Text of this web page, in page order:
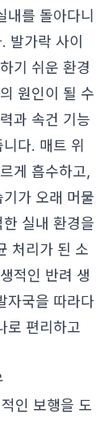
를 돌아다니
발가락 사이
기 쉬운 환경
원인이 될 수
과 속건 기능
다. 매트 위
게 흡수하고,
가 오래 머물
실내 환경을
처리가 된 소
적인 반려 생
자국을 따라다
로 편리하고
인 보행을 도